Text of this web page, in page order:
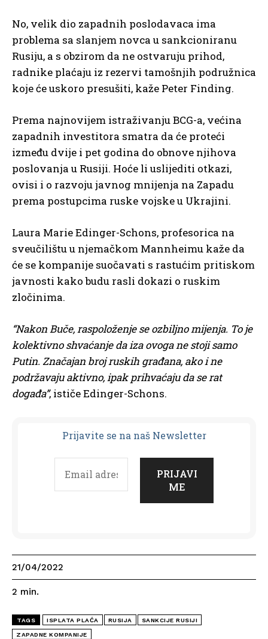
No, velik dio zapadnih poslodavaca ima
problema sa slanjem novca u sankcioniranu
Rusiju, a s obzirom da ne ostvaruju prihod,
radnike plaćaju iz rezervi tamošnjih podružnica
koje će uskoro presušiti, kaže Peter Finding.
Prema najnovijem istraživanju BCG-a, većina
zapadnih investitora smatra da će proteći
između dvije i pet godina do obnove njihova
poslovanja u Rusiji. Hoće li uslijediti otkazi,
ovisi i o razvoju javnog mnijenja na Zapadu
prema postupcima ruske vojske u Ukrajini.
Laura Marie Edinger-Schons, profesorica na
sveučilištu u njemačkom Mannheimu kaže da
će se kompanije suočavati s rastućim pritiskom
javnosti kako budu rasli dokazi o ruskim
zločinima.
“Nakon Buče, raspoloženje se ozbiljno mijenja. To je
kolektivno shvaćanje da iza ovoga ne stoji samo
Putin. Značajan broj ruskih građana, ako i ne
podržavaju aktivno, ipak prihvaćaju da se rat
događa”, ističe Edinger-Schons.
Prijavite se na naš Newsletter
21/04/2022
2 min.
TAGS ISPLATA PLAĆA RUSIJA SANKCIJE RUSIJI
ZAPADNE KOMPANIJE